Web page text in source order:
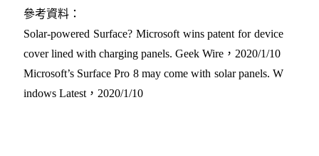
參考資料：
Solar-powered Surface? Microsoft wins patent for device
cover lined with charging panels. Geek Wire，2020/1/10
Microsoft’s Surface Pro 8 may come with solar panels. W
indows Latest，2020/1/10